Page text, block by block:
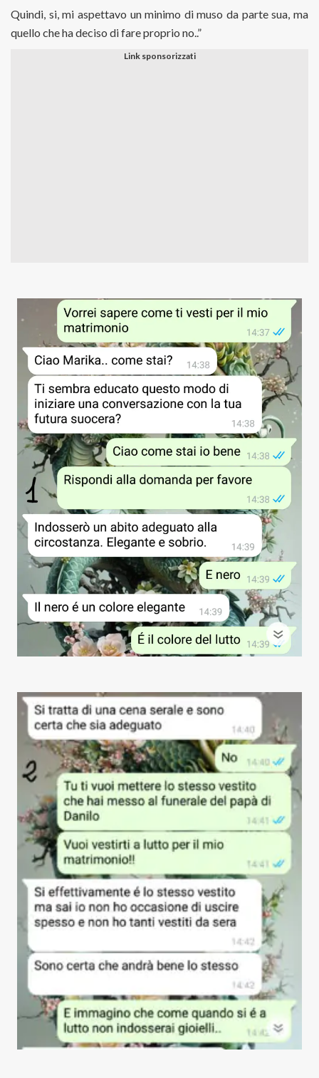
Quindi, si, mi aspettavo un minimo di muso da parte sua, ma
quello che ha deciso di fare proprio no..”